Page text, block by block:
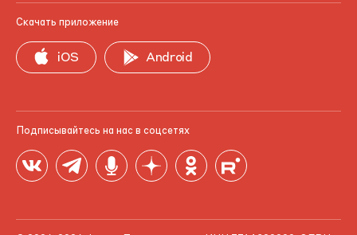
Скачать приложение
iOS Android
Подписывайтесь на нас в соцсетях